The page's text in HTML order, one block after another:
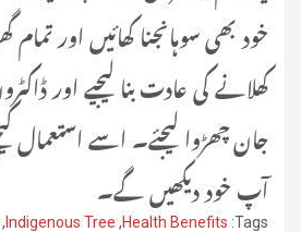
خود بھی سوہانجنا کھائیں اور تمام
کھلانے کی عادت بنا لیجیے اور
جان چھڑوا لیجئے۔ اسے استعمال
آپ خود دیکھیں گے۔
Tags:
Health Benefits
,
Indigenous Tree
,